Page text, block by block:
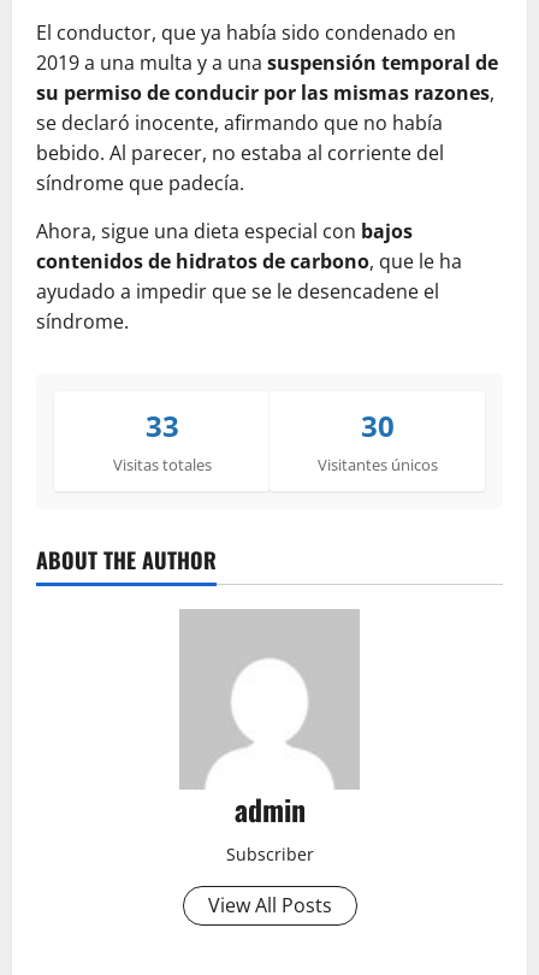
El conductor, que ya había sido condenado en
2019 a una multa y a una suspensión temporal de
su permiso de conducir por las mismas razones,
se declaró inocente, afirmando que no había
bebido. Al parecer, no estaba al corriente del
síndrome que padecía.
Ahora, sigue una dieta especial con bajos
contenidos de hidratos de carbono, que le ha
ayudado a impedir que se le desencadene el
síndrome.
33
Visitas totales
30
Visitantes únicos
ABOUT THE AUTHOR
admin
Subscriber
View All Posts